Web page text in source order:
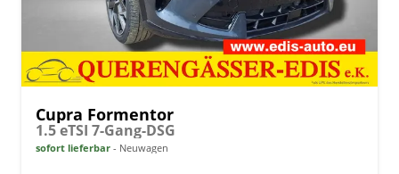
Cupra Formentor
1.5 eTSI 7-Gang-DSG
sofort lieferbar Neuwagen